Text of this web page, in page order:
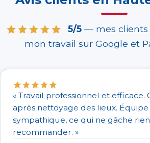
5/5 — mes
mon travail sur Google et
« Travail professionnel et efficace.
après nettoyage des lieux.
sympathique, ce qui ne gâche
recommander. »